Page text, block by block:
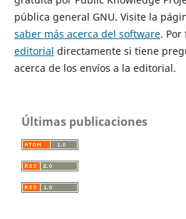
pública general GNU. Visite la
saber más acerca del software. Por
editorial directamente si tiene
acerca de los envíos a la editorial.
Últimas publicaciones